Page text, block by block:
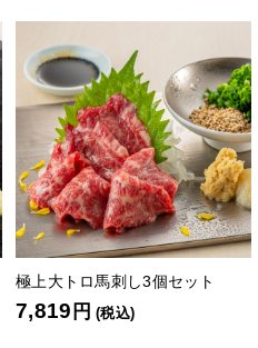
極上大トロ馬刺し3個セット
7,819 円 (税込)